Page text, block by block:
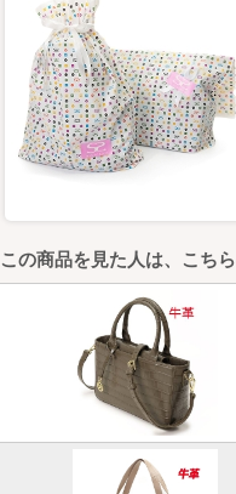
この商品を見た人は、こち